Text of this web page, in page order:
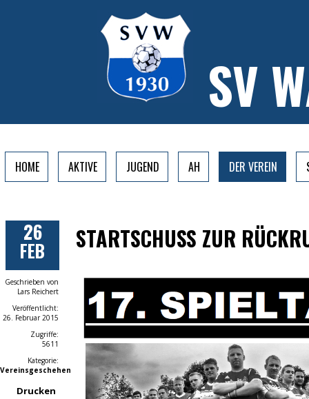
SV
HOME AKTIVE JUGEND AH DER VEREIN
26
FEB
Geschrieben von
Lars Reichert
Veröffentlicht:
26. Februar 2015
Zugriffe:
5611
Kategorie:
Vereinsgeschehen
Drucken
STARTSCHUSS ZUR